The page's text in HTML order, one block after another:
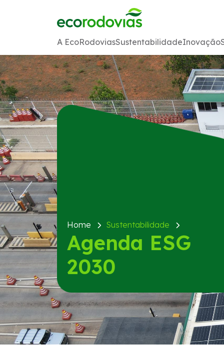
A EcoRodoviasSustentabilidadeInovação
Home Sustentabilidade
Agenda ESG
2030